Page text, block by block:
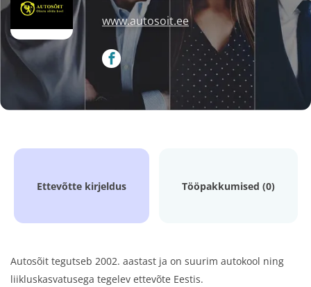
www.autosoit.ee
Ettevõtte kirjeldus Tööpakkumised (0)
Autosõit tegutseb 2002. aastast ja on suurim autokool ning
liikluskasvatusega tegelev ettevõte Eestis.